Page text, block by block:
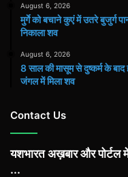
August 6, 2026
मुर्गे को बचाने कुएं में उतरे बुजुर्ग
निकाला शव
August 6, 2026
8 साल की मासूम से दुष्कर्म के
जंगल में मिला शव
Contact Us
यशभारत अख़बार और पोर्टल
...